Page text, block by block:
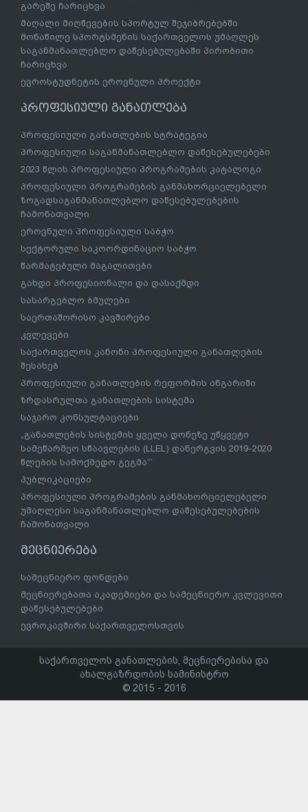
გარეშე ჩარიცხვა
მაღალი მიღწევების სპორტულ შეჯიბრებებში
მონაწილე სპორტსმენის საქართველოს უმაღლეს
საგანმანათლებლო დაწესებულებაში პირობითი
ჩარიცხვა
ევროსტუდნეტის ეროვნული პროექტი
პროფესიული განათლება
პროფესიული განათლების სტრატეგია
პროფესიული საგანმანათლებლო დაწესებულებები
2023 წლის პროფესიული პროგრამების კატალოგი
პროფესიული პროგრამების განმახორციელებელი
ზოგადსაგანმანათლებლო დაწესებულებების
ჩამონათვალი
ეროვნული პროფესიული საბჭო
სექტორული საკოორდინაციო საბჭო
წარმატებული მაგალითები
გახდი პროფესიონალი და დასაქმდი
სასარგებლო ბმულები
საერთაშორისო კავშირები
კვლევები
საქართველოს კანონი პროფესიული განათლების
შესახებ
პროფესიული განათლების რეფორმის ანგარიში
ზრდასრულთა განათლების სისტემა
საჯარო კონსულტაციები
„განათლების სისტემის ყველა დონეზე უწყვეტი
სამეწარმეო სწაავლების (LLEL) დანერგვის 2019-2020
წლების სამოქმედო გეგმა“’
პუბლიკაციები
პროფესიული პროგრამების განმახორციელებელი
უმაღლესი საგანმანათლებლო დაწესებულებების
ჩამონათვალი
მეცნიერება
სამეცნიერო ფონდები
მეცნიერებათა აკადემიები და სამეცნიერო კვლევითი
დაწესებულებები
ევროკავშირი საქართველოსთვის
საქართველოს განათლების, მეცნიერებისა და
ახალგაზრდობის სამინისტრო
© 2015 - 2016